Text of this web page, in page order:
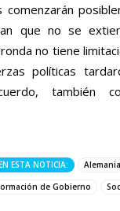
comenzarán
que no se
no tiene
políticas
también
ESTA NOTICIA: Alemania
de Gobierno